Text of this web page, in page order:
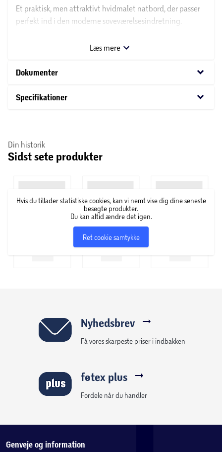
Et praktisk, men attraktivt hvidmalet natbord, der passer
perfekt ind i den moderne soveværelsesindretning.
er perfekt til at opbevare dine nødvendige ting. Hylden
Overflade - Behandling: UV malet
Skuffer: 1 stk.
Læs mere
Dokumenter keyboard_arrow_down
Specifikationer keyboard_arrow_down
Din historik
Sidst sete produkter
Hvis du tillader statistiske cookies, kan vi nemt vise dig dine seneste
besøgte produkter.
Du kan altid ændre det igen.
Ret cookie samtykke
Nyhedsbrev
Få vores skarpeste priser i indbakken
føtex plus
Fordele når du handler
Genveje og information